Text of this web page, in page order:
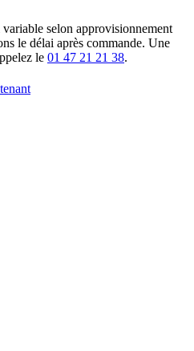
variable selon approvisionnement
le délai après commande. Une
le 01 47 21 21 38.